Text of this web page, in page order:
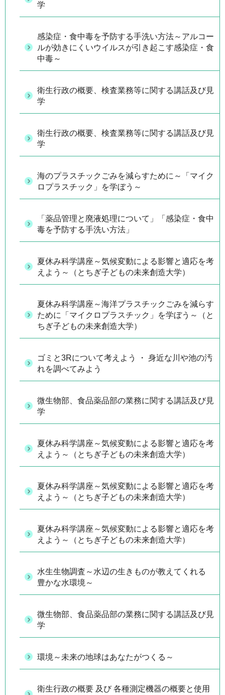
学
感染症・食中毒を予防する手洗い方法～アルコー
ルが効きにくいウイルスが引き起こす感染症・食
中毒～
衛生行政の概要、検査業務等に関する講話及び見
学
衛生行政の概要、検査業務等に関する講話及び見
学
海のプラスチックごみを減らすために～「マイク
ロプラスチック」を学ぼう～
「薬品管理と廃液処理について」「感染症・食中
毒を予防する手洗い方法」
夏休み科学講座～気候変動による影響と適応を考
えよう～（とちぎ子どもの未来創造大学）
夏休み科学講座～海洋プラスチックごみを減らす
ために「マイクロプラスチック」を学ぼう～（と
ちぎ子どもの未来創造大学）
ゴミと3Rについて考えよう ・ 身近な川や池の汚
れを調べてみよう
微生物部、食品薬品部の業務に関する講話及び見
学
夏休み科学講座～気候変動による影響と適応を考
えよう～（とちぎ子どもの未来創造大学）
夏休み科学講座～気候変動による影響と適応を考
えよう～（とちぎ子どもの未来創造大学）
夏休み科学講座～気候変動による影響と適応を考
えよう～（とちぎ子どもの未来創造大学）
水生生物調査～水辺の生きものが教えてくれる
豊かな水環境～
微生物部、食品薬品部の業務に関する講話及び見
学
環境～未来の地球はあなたがつくる～
衛生行政の概要 及び 各種測定機器の概要と使用